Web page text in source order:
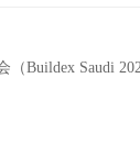
Buildex Saudi